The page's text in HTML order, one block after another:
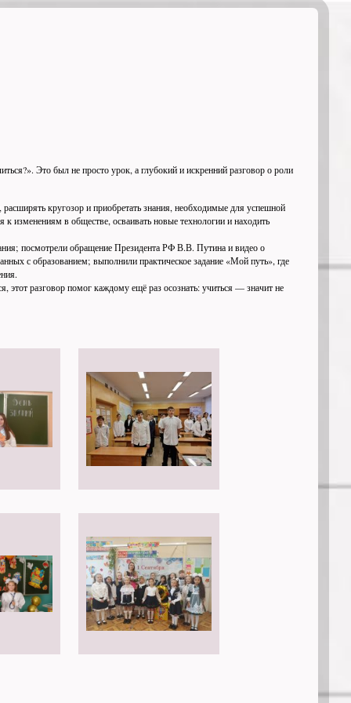
Это был не просто урок, а глубокий и искренний разговор о роли
кругозор и приобретать знания, необходимые для успешной
изменениям в обществе, осваивать новые технологии и находить
посмотрели обращение Президента РФ В.В. Путина и видео о
с образованием; выполнили практическое задание «Мой путь», где
разговор помог каждому ещё раз осознать: учиться — значит не